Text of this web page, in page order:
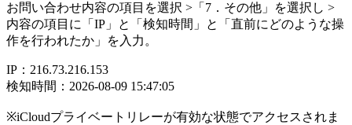
お問い合わせ内容の項目を選択 >「7．その他」を選択し >
内容の項目に「IP」と「検知時間」と「直前にどのような操
作を行われたか」を入力。
IP：216.73.216.153
検知時間：2026-08-09 15:47:05
※iCloudプライベートリレーが有効な状態でアクセスされま